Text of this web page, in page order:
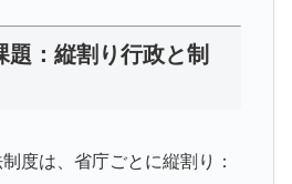
題：縦割り行政と制
度は、省庁ごとに縦割り：